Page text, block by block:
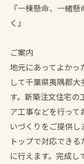
『一棟懸命、一緒
く』
ご案内
地元にあってよかっ
して千葉県夷隅郡
す。新築注文住宅の
ア工事などを行っ
いづくりをご提供
トップで対応でき
に行えます。完成